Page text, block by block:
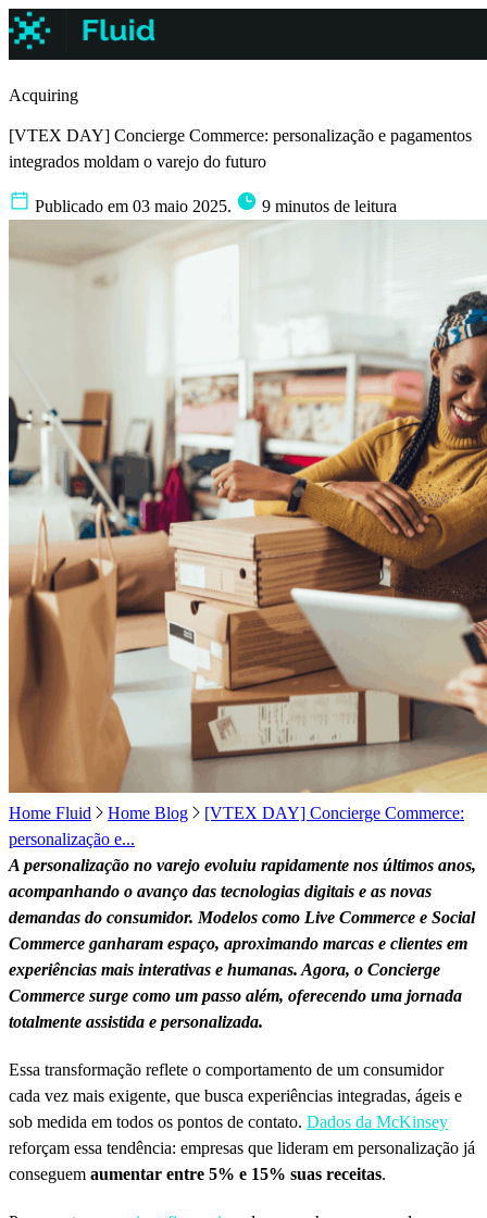
Acquiring
[VTEX DAY] Concierge Commerce: personalização e pagamentos
integrados moldam o varejo do futuro
Publicado em 03 maio 2025. 9 minutos de leitura
Home Fluid Home Blog
[VTEX DAY] Concierge Commerce:
personalização e...
A personalização no varejo evoluiu rapidamente nos últimos anos,
acompanhando o avanço das tecnologias digitais e as novas
demandas do consumidor. Modelos como Live Commerce e Social
Commerce ganharam espaço, aproximando marcas e clientes em
experiências mais interativas e humanas. Agora, o Concierge
Commerce surge como um passo além, oferecendo uma jornada
totalmente assistida e personalizada.
Essa transformação reflete o comportamento de um consumidor
cada vez mais exigente, que busca experiências integradas, ágeis e
sob medida em todos os pontos de contato. Dados da McKinsey
reforçam essa tendência: empresas que lideram em personalização já
conseguem aumentar entre 5% e 15% suas receitas.